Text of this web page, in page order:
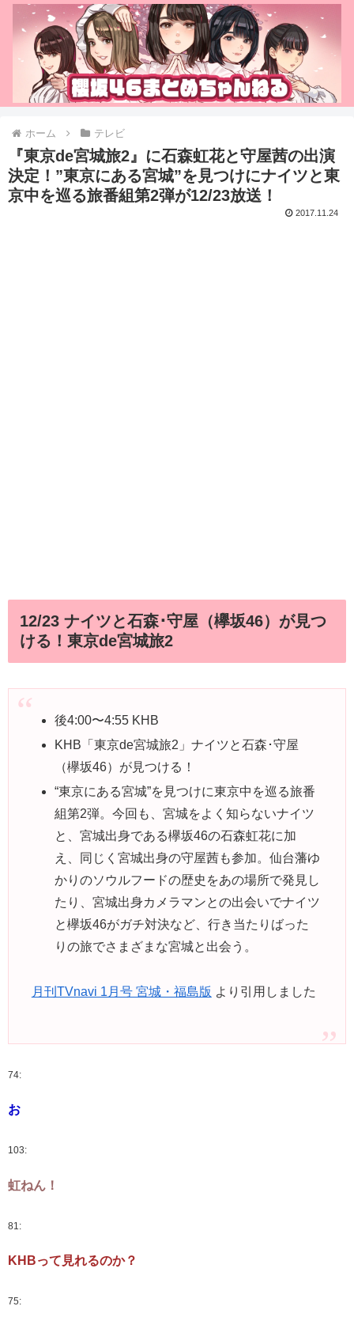
ホーム テレビ
『東京de宮城旅2』に石森虹花と守屋茜の出演
決定！”東京にある宮城”を見つけにナイツと東
京中を巡る旅番組第2弾が12/23放送！
2017.11.24
12/23 ナイツと石森･守屋（欅坂46）が見つ
ける！東京de宮城旅2
後4:00〜4:55 KHB
KHB「東京de宮城旅2」ナイツと石森･守屋
（欅坂46）が見つける！
“東京にある宮城”を見つけに東京中を巡る旅番
組第2弾。今回も、宮城をよく知らないナイツ
と、宮城出身である欅坂46の石森虹花に加
え、同じく宮城出身の守屋茜も参加。仙台藩ゆ
かりのソウルフードの歴史をあの場所で発見し
たり、宮城出身カメラマンとの出会いでナイツ
と欅坂46がガチ対決など、行き当たりばった
りの旅でさまざまな宮城と出会う。
月刊TVnavi 1月号 宮城・福島版 より引用しました
74:
お
103:
虹ねん！
81:
KHBって見れるのか？
75: